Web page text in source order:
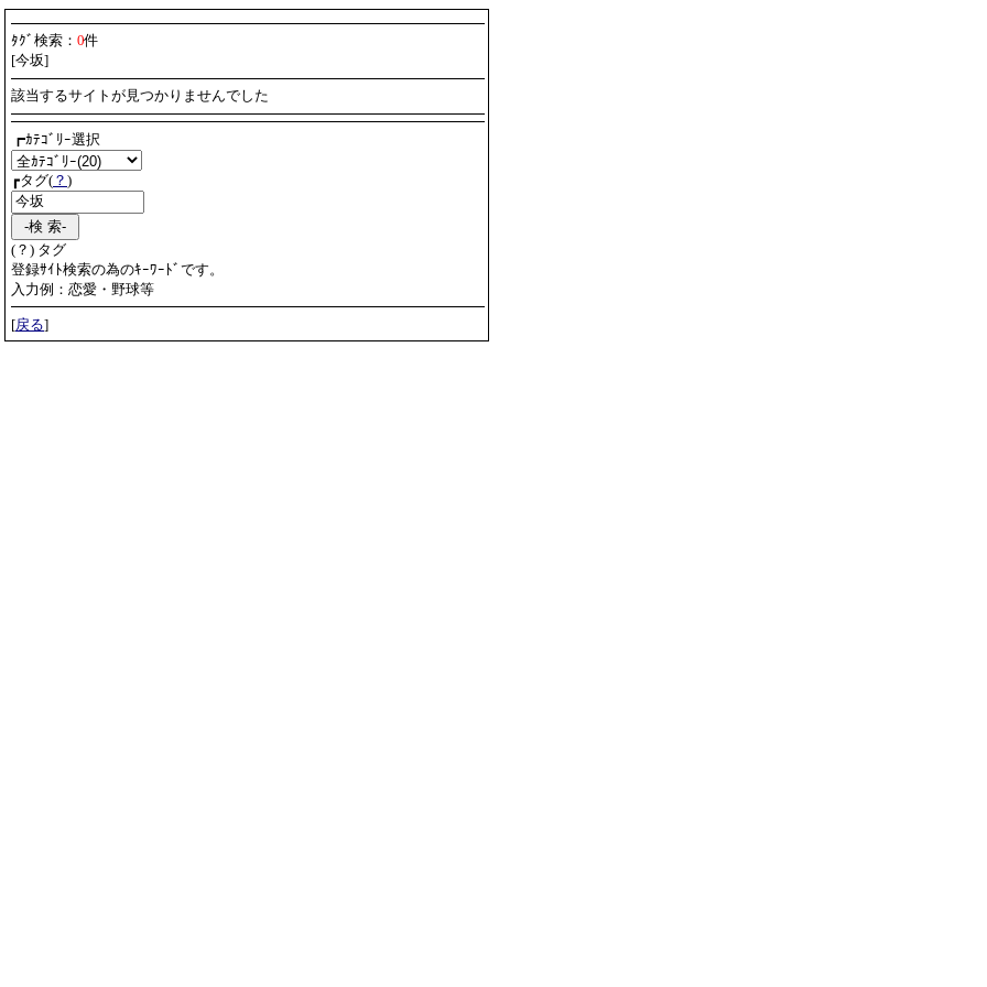
ﾀｸﾞ検索： 0件
[今坂]
該当するサイトが見つかりませんでした
┏ｶﾃｺﾞﾘｰ選択
┏タグ( ？ )
(？) タグ
登録ｻｲﾄ検索の為のｷｰﾜｰﾄﾞです。
入力例：恋愛・野球等
[戻る]